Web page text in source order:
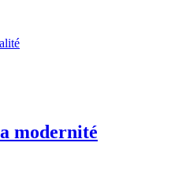
modernité